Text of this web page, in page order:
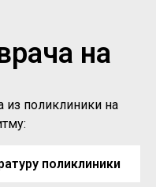
на
из поликлиники на
поликлиники